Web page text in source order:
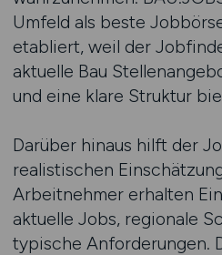
Umfeld als beste
etabliert, weil der
aktuelle Bau
und eine klare Struktur
Darüber hinaus hilft der
realistischen
Arbeitnehmer erhalten
aktuelle Jobs, regionale
typische Anforderungen.